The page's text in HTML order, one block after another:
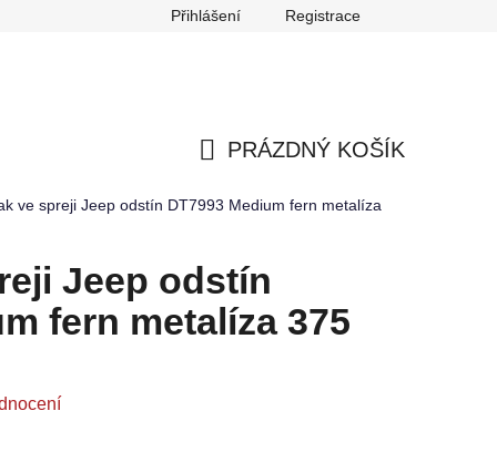
Reklamace Odstoupení od smlouvy
Přihlášení Registrace
PRÁZDNÝ KOŠÍK
ve spreji Jeep odstín DT7993 Medium fern metalíza
Jeep odstín
fern metalíza 375